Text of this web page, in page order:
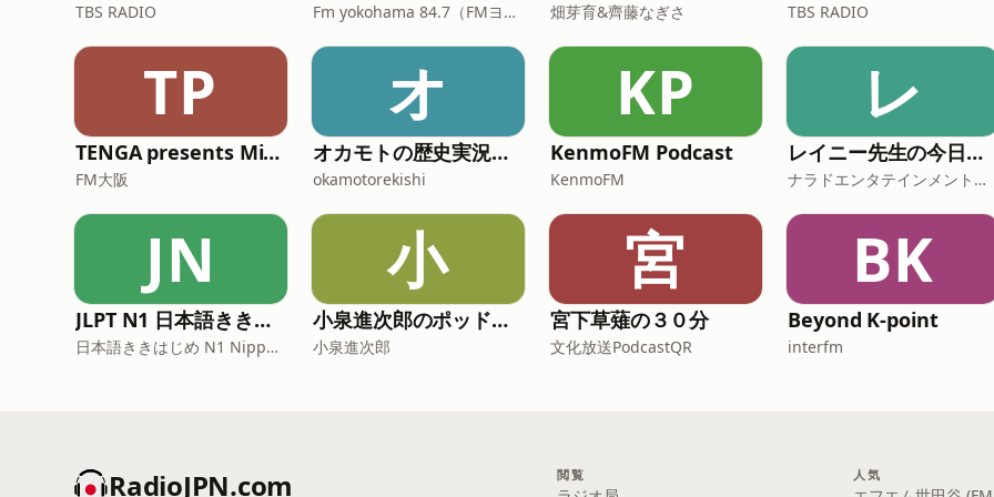
TBS RADIO Fm yokohama 84.7（FMヨコハマ） 畑芽育&齊藤なぎさ TBS RADIO
TP
TENGA presents Midnight World Cafe 〜TENGA茶屋〜**
FM大阪
オ
オカモトの歴史実況中継
okamotorekishi
KP
KenmoFM Podcast
KenmoFM
レ
レイニー先生の今日から役立つ英会話
ナラドエンタテインメント株式会社
JN
JLPT N1 日本語ききはじめ
日本語ききはじめ N1 Nippon KiKi Hajime
小
小泉進次郎のポッドキャスト
小泉進次郎
宮
宮下草薙の３０分
文化放送PodcastQR
BK
Beyond K-point
interfm
RadioJPN.com 閲覧 人気